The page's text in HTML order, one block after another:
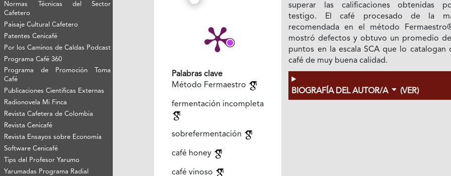
Normas Técnicas del Sector
Cafetero
Paisaje Cultural Cafetero
Patentes Cenicafé
Por los Caminos de Caldas Podcast
Programa Café 360
Programa de Promoción Toma
Café
Publicaciones Científicas Externas
Radionovela Mi Finca
Revista Cafetera de Colombia
Revista Cenicafé
Revista Ensayos sobre Economía
Software Cenicafé
Tips del Profesor Yarumo
Yarumadas Programa Radial
Palabras clave
Método Fermaestro
fermentación incompleta
sobrefermentación
café honey
café vinoso
superar las calificaciones obtenidas
testigo. El café procesado de la
recomendada en el método
mostró defectos y obtuvo un promedio
puntos en la escala SCA que lo catalogan
café de muy buena calidad.
BIOGRAFÍA DEL AUTOR/A (VER)